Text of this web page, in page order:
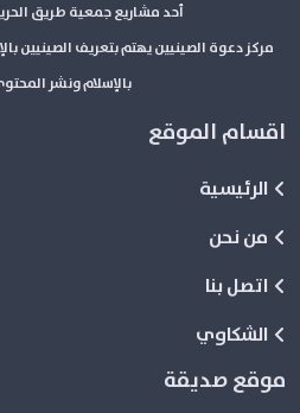
أحد مشاريع جمعية طريق
مركز دعوة الصينيين يهتم بتعريف الصينيين
بالإسلام ونشر
اقسام الموقع
الرئيسية
من نحن
اتصل بنا
الشكاوي
موقع صديقة